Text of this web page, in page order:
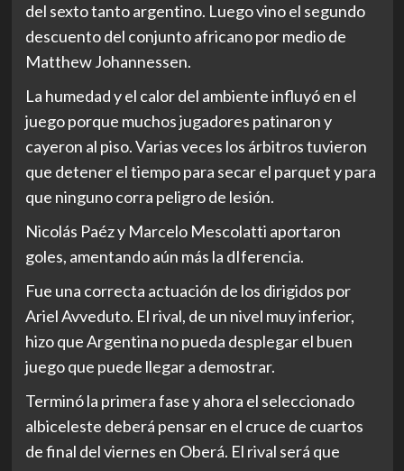
del sexto tanto argentino. Luego vino el segundo
descuento del conjunto africano por medio de
Matthew Johannessen.
La humedad y el calor del ambiente influyó en el
juego porque muchos jugadores patinaron y
cayeron al piso. Varias veces los árbitros tuvieron
que detener el tiempo para secar el parquet y para
que ninguno corra peligro de lesión.
Nicolás Paéz y Marcelo Mescolatti aportaron
goles, amentando aún más la dIferencia.
Fue una correcta actuación de los dirigidos por
Ariel Avveduto. El rival, de un nivel muy inferior,
hizo que Argentina no pueda desplegar el buen
juego que puede llegar a demostrar.
Terminó la primera fase y ahora el seleccionado
albiceleste deberá pensar en el cruce de cuartos
de final del viernes en Oberá. El rival será que